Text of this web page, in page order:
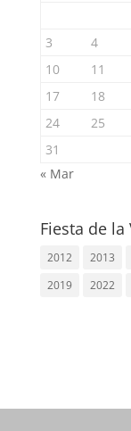
3
4
10
11
17
18
24
25
31
« Mar
Fiesta de
2012 2013
2019
2022